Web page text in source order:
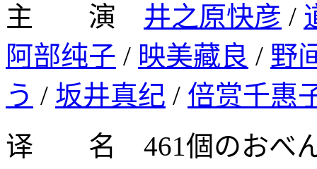
主 演 井之原快彦 /
阿部纯子 / 映美藏良 / 野
う / 坂井真纪 / 倍赏千惠
译 名 461個のおべ